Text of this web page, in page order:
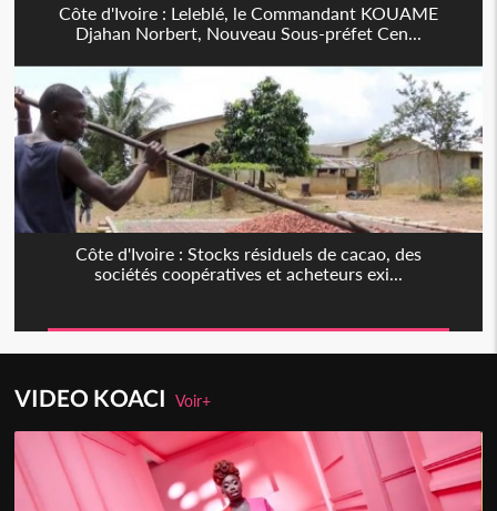
Côte d'Ivoire : Leleblé, le Commandant KOUAME
Djahan Norbert, Nouveau Sous-préfet Cen...
Côte d'Ivoire : Stocks résiduels de cacao, des
sociétés coopératives et acheteurs exi...
VIDEO KOACIVoir+